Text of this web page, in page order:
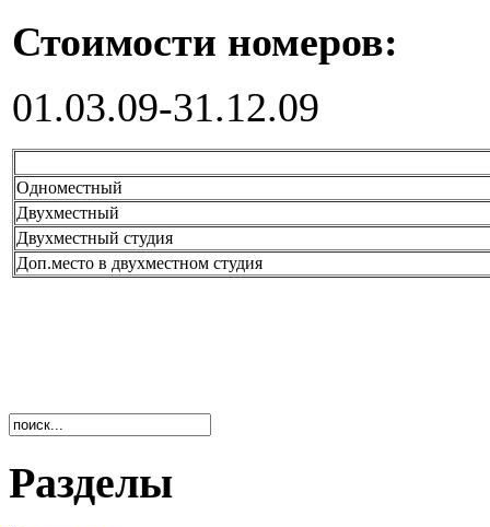
Стоимости номеров:
01.03.09-31.12.09
Одноместный
Двухместный
Двухместный студия
Доп.место в двухместном студия
Разделы